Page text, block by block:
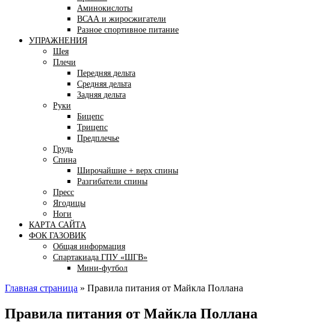
Аминокислоты
ВСАА и жиросжигатели
Разное спортивное питание
УПРАЖНЕНИЯ
Шея
Плечи
Передняя дельта
Средняя дельта
Задняя дельта
Руки
Бицепс
Трицепс
Предплечье
Грудь
Спина
Широчайшие + верх спины
Разгибатели спины
Пресс
Ягодицы
Ноги
КАРТА САЙТА
ФОК ГАЗОВИК
Общая информация
Спартакиада ГПУ «ШГВ»
Мини-футбол
Главная страница » Правила питания от Майкла Поллана
Правила питания от Майкла Поллана